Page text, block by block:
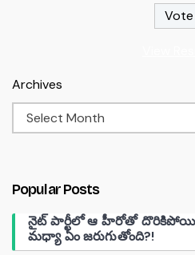
Archives
Popular Posts
నైట్ పార్టీలో ఆ హీరోతో
మధ్యా ఏం జరుగుతోంది?!